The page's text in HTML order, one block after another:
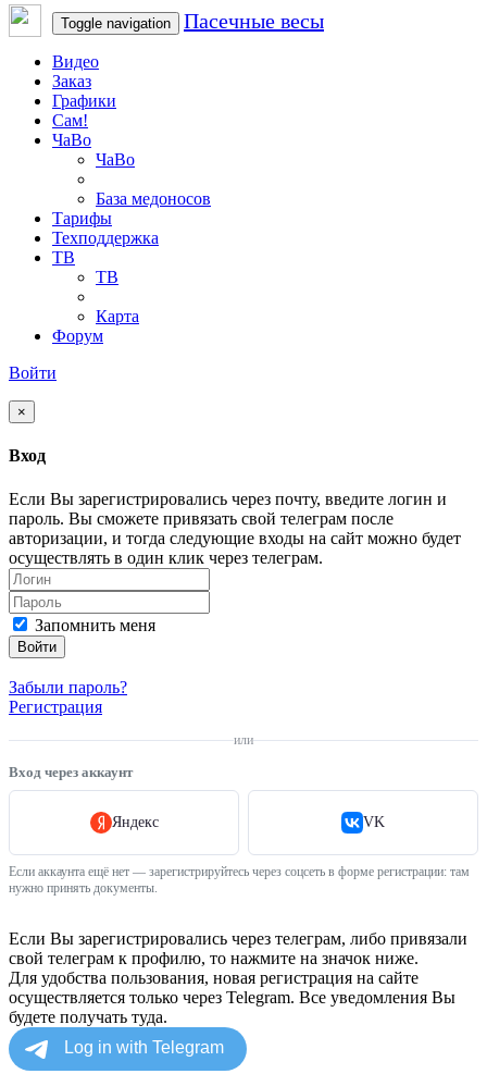
Toggle navigation Пасечные весы
Видео
Заказ
Графики
Сам!
ЧаВо
ЧаВо
База медоносов
Тарифы
Техподдержка
ТВ
ТВ
Карта
Форум
Войти
×
Вход
Если Вы зарегистрировались через почту, введите логин и
пароль. Вы сможете привязать свой телеграм после
авторизации, и тогда следующие входы на сайт можно будет
осуществлять в один клик через телеграм.
Запомнить меня
Войти
Забыли пароль?
Регистрация
или
Вход через аккаунт
Яндекс VK
Если аккаунта ещё нет — зарегистрируйтесь через соцсеть в форме регистрации: там
нужно принять документы.
Если Вы зарегистрировались через телеграм, либо привязали
свой телеграм к профилю, то нажмите на значок ниже.
Для удобства пользования, новая регистрация на сайте
осуществляется только через Telegram. Все уведомления Вы
будете получать туда.